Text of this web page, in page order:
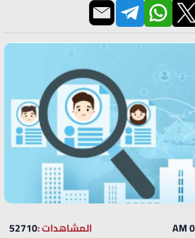
المشاهدات :52710